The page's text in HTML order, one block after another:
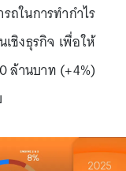
ถในการทำกำไร
ชิงธุรกิจ เพื่อให้
ล้านบาท (+4%)